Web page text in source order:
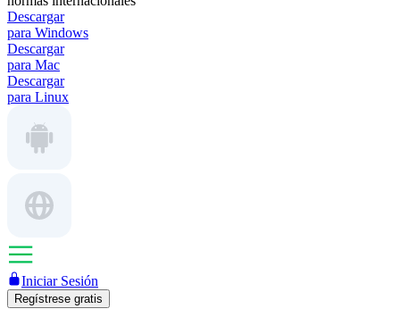
Descargar
para Windows
Descargar
para Mac
Descargar
para Linux
Iniciar Sesión
Regístrese gratis